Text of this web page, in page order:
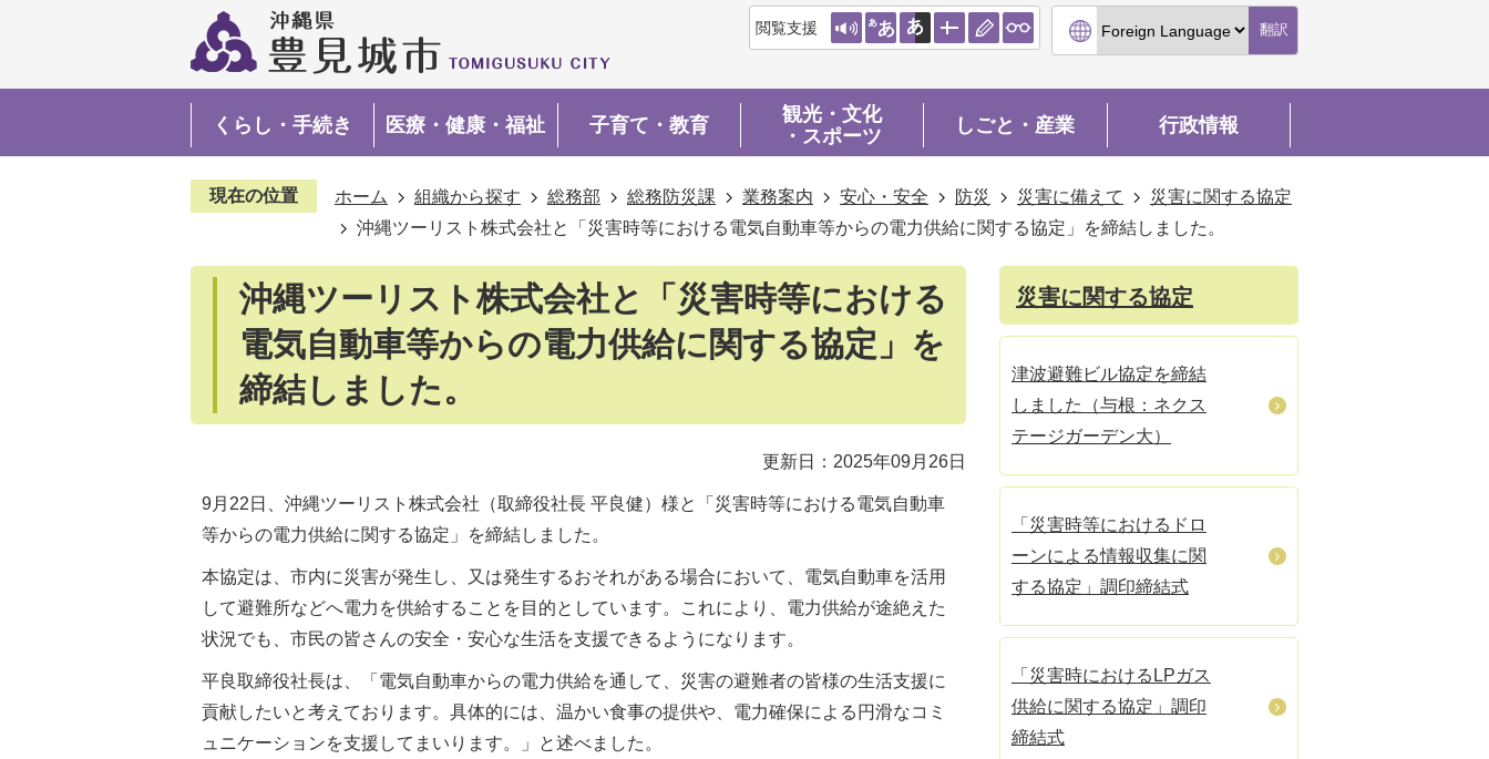
閲覧支援 翻訳
くらし・手続き 医療・健康・福祉 子育て・教育
観光・文化
・スポーツ
しごと・産業 行政情報
現在の位置 ホーム 組織から探す 総務部 総務防災課 業務案内 安心・安全 防災 災害に備えて
災害に関する協定
沖縄ツーリスト株式会社と「災害時等における電気自動車等からの電力供給に関する協定」を締結しました。
沖縄ツーリスト株式会社と「災害時等における
電気自動車等からの電力供給に関する協定」を
締結しました。
更新日：2025年09月26日
9月22日、沖縄ツーリスト株式会社（取締役社長 平良健）様と「災害時等における電気自動車
等からの電力供給に関する協定」を締結しました。
本協定は、市内に災害が発生し、又は発生するおそれがある場合において、電気自動車を活用
して避難所などへ電力を供給することを目的としています。これにより、電力供給が途絶えた
状況でも、市民の皆さんの安全・安心な生活を支援できるようになります。
平良取締役社長は、「電気自動車からの電力供給を通して、災害の避難者の皆様の生活支援に
貢献したいと考えております。具体的には、温かい食事の提供や、電力確保による円滑なコミ
ュニケーションを支援してまいります。」と述べました。
災害に関する協定
津波避難ビル協定を締結
しました（与根：ネクス
テージガーデン大）
「災害時等におけるドロ
ーンによる情報収集に関
する協定」調印締結式
「災害時におけるLPガス
供給に関する協定」調印
締結式